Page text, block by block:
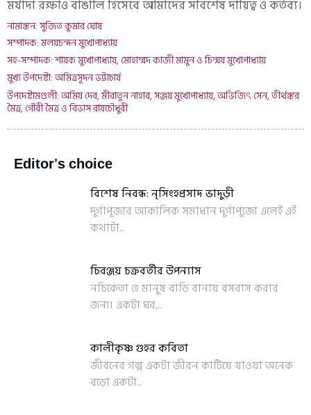
মর্যাদা রক্ষাও বাঙালি হিসেবে আমাদের সবিশেষ দায়িত্ব ও কর্তব্য।
নামাঙ্কন: সুজিত কুমার ঘোষ
সম্পাদক: মলয়চন্দন মুখোপাধ্যায়
সহ-সম্পাদক: শায়ক মুখোপাধ্যায়, মোহাম্মদ কাজী মামুন ও চিন্ময় মুখোপাধ্যায়
মুখ্য উপদেষ্টা: অমিত্রসূদন ভট্টাচার্য
উপদেষ্টামণ্ডলী: অমিয় দেব, মীরাতুন নাহার, সঞ্জয় মুখোপাধ্যায়, অভিজিৎ সেন, তীর্থঙ্কর
মৈত্র, গৌরী মৈত্র ও বিভাস রায়চৌধুরী
Editor's choice
বিশেষ নিবন্ধ: নৃসিংহপ্রসাদ ভাদুড়ী
দুর্গাপূজার আকালিক সমাধান দুর্গাপুজো এলেই এই
কথাটা...
চিরঞ্জয় চক্রবর্তীর উপন্যাস
নচিকেতা হে মানুষ বাড়ি বানায় বসবাস করার
জন্য। একটা ঘর,...
কালীকৃষ্ণ গুহর কবিতা
জীবনের গল্প একটা জীবন কাটিয়ে যাওয়া অনেক
বড়ো একটা...